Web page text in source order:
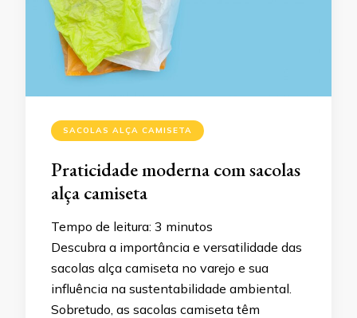
SACOLAS ALÇA CAMISETA
Praticidade moderna com sacolas
alça camiseta
Tempo de leitura: 3 minutos
Descubra a importância e versatilidade das
sacolas alça camiseta no varejo e sua
influência na sustentabilidade ambiental.
Sobretudo, as sacolas camiseta têm